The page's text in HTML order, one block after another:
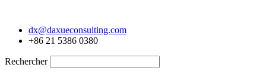
contenudx@daxueconsulting.com
+86 21 5386 0380
Rechercher